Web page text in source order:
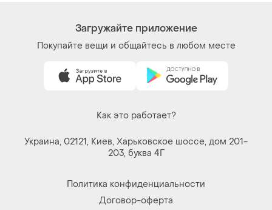
Загружайте приложение
Покупайте вещи и общайтесь в любом месте
Как это работает?
Украина, 02121, Киев, Харьковское шоссе, дом 201-
203, буква 4Г
Политика конфиденциальности
Договор-оферта